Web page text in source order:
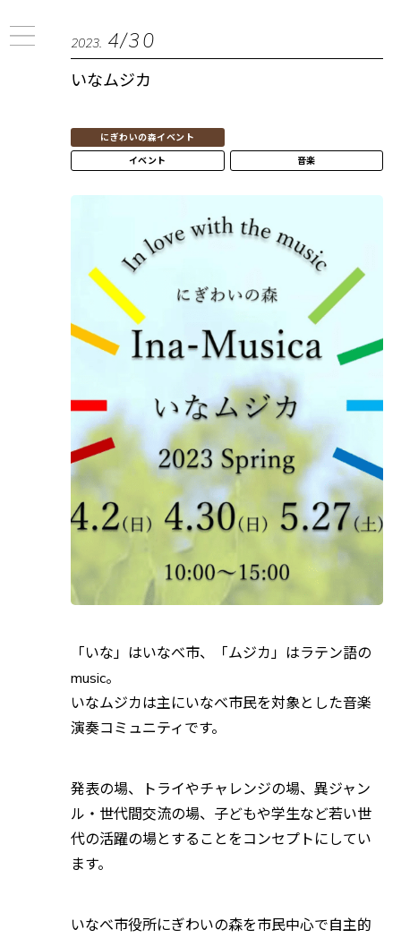
2023. 4/30
いなムジカ
にぎわいの森イベント
イベント
音楽
「いな」はいなべ市、「ムジカ」はラテン語の
music。
いなムジカは主にいなべ市民を対象とした音楽
演奏コミュニティです。
発表の場、トライやチャレンジの場、異ジャン
ル・世代間交流の場、子どもや学生など若い世
代の活躍の場とすることをコンセプトにしてい
ます。
いなべ市役所にぎわいの森を市民中心で自主的